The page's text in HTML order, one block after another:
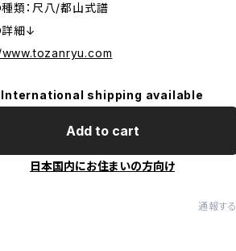
類：尺八/都山式譜
詳細↓
International shipping available
Add to cart
日本国内にお住まいの方向け
通報する